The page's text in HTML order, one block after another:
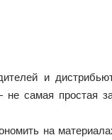
и
самая простая
на